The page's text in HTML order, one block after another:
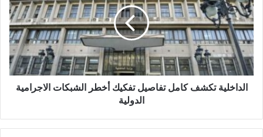
الداخلية تكشف كامل تفاصيل تفكيك أخطر الشبكات الاجرامية
الدولية